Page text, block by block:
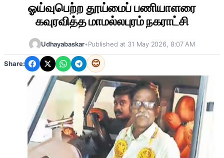
ஓய்வுபெற்ற தூய்மைப் பணியாளரை
கவுரவித்த மாமல்லபுரம் நகராட்சி
Udhayabaskar•Published at 31 May 2026, 8:07 AM
Share: 😊